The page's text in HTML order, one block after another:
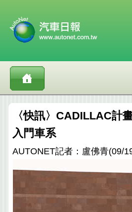
〈快訊〉CADILLAC計
入門車系
AUTONET記者：盧佛青(09/